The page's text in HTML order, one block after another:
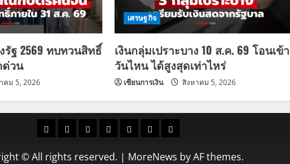
ฐ 2569 ทบทวนสิทธิ์
วน
คม 5, 2026
เศรษฐกิจ
เงินกลุ่มเปราะบาง 10 ส.ค. 69 โอนเข้า
วันไหน ได้สูงสุดเท่าไหร่
เซียนการเงิน สิงหาคม 5, 2026
ราคาแนว
ข่าว
ข่าว
ดูด
ที่
ผู้ชาย
© All rights reserved. | MoreNews by AF themes.